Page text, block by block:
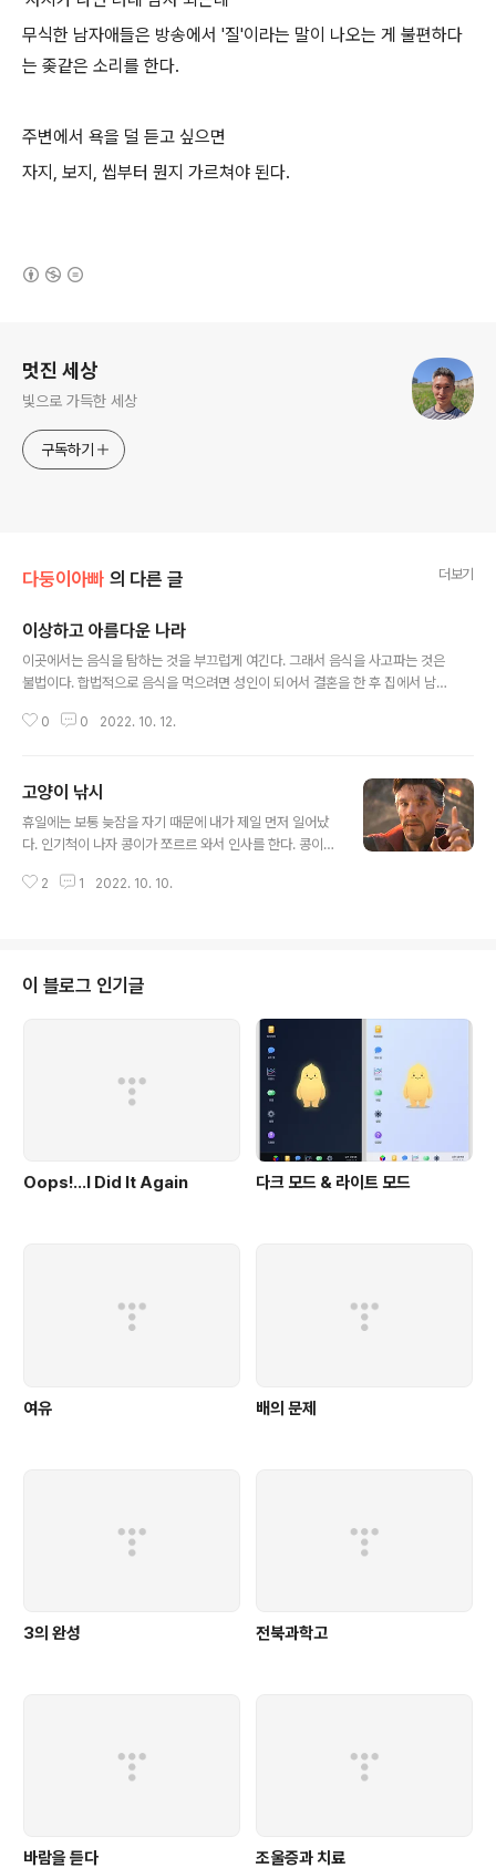
무식한 남자애들은 방송에서 '질'이라는 말이 나오는 게 불편하다
는 좆같은 소리를 한다.
주변에서 욕을 덜 듣고 싶으면
자지, 보지, 씹부터 뭔지 가르쳐야 된다.
멋진 세상
빛으로 가득한 세상
구독하기
다둥이아빠 의 다른 글 더보기
이상하고 아름다운 나라
이곳에서는 음식을 탐하는 것을 부끄럽게 여긴다. 그래서 음식을 사고파는 것은
불법이다. 합법적으로 음식을 먹으려면 성인이 되어서 결혼을 한 후 집에서 남
음식을 사 먹는 것은 아주 수치스러운 일이다. 밖에서 음식을 판다는 것도, 밖에
이곳은 비만이 없는 아름다운 나라이다. ---------- 아침에 아내가 신문을 보
다가 '코로나 19 완화로 군인들의 성매매가 급증했다'는 기사 얘기를 했다. 식욕
과 성욕, 그게 그렇게 많이 다를까?
0 0 2022. 10. 12.
고양이 낚시
휴일에는 보통 늦잠을 자기 때문에 내가 제일 먼저 일어났
다. 인기척이 나자 콩이가 쪼르르 와서 인사를 한다. 콩이가
의 호감을 사기 위해 화장실을 정리하고 사료를 줬다. 거실
다른 전략을 써봤다. 콩이의 움직임을 그대로 따라했다. 콩
이가 움직이면 나도 움직이고 콩이가 숨죽이고 있으면 나
도 숨죽이고 있었다. 그랬더니 갑자기 흥미진진한 놀이가
되었다. 움직임은 없지만 콩이와 나 사이에 팽팽한 긴장감
이 흐르면서 무술 대결을 하는 것 같은 느낌이었다. 콩이도
재미있는지 꼬리를 살랑살랑 흔들었..
2 1 2022. 10. 10.
이 블로그 인기글
Oops!…I Did It Again 다크 모드 & 라이트 모드
여유 배의 문제
3의 완성 전북과학고
바람을 듣다 조울증과 치료